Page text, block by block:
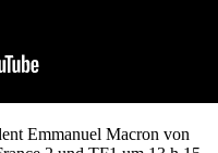
Emmanuel Macron von